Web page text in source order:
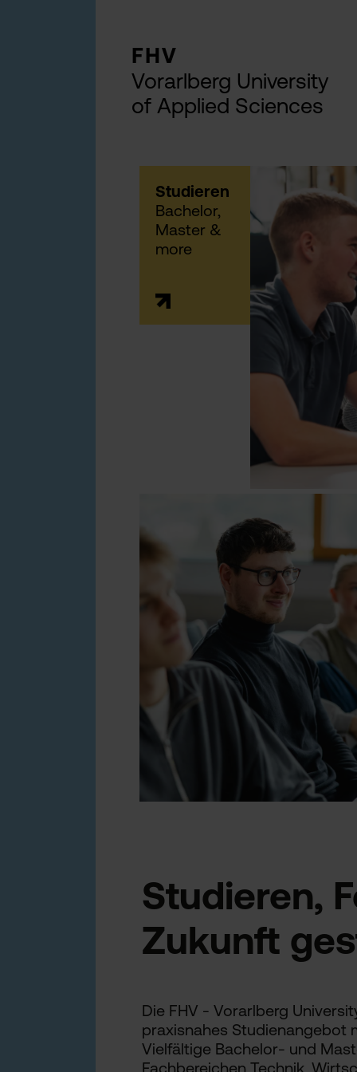
FHV
Vorarlberg University
of Applied Sciences
Studieren
Bachelor,
Master &
more
Studieren,
Zukunft
Die FHV - Vorarlberg
praxisnahes Studienangebot
Vielfältige Bachelor- und
Fachbereichen Technik,